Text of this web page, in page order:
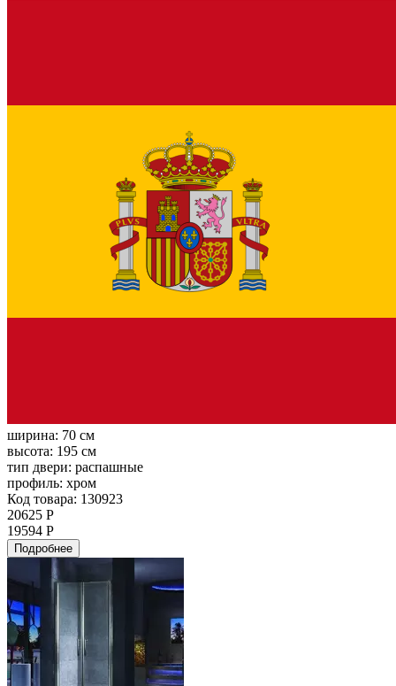
ширина: 70 см
высота: 195 см
тип двери: распашные
профиль: хром
Код товара: 130923
20625 Р
19594 Р
Подробнее